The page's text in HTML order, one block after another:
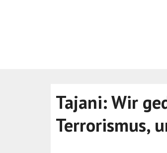
Tajani: Wir
Terrorismus,